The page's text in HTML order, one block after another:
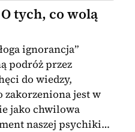
tych, co wolą
ignorancja”
podróż przez
do wiedzy,
zakorzeniona jest w
jako chwilowa
naszej psychiki…